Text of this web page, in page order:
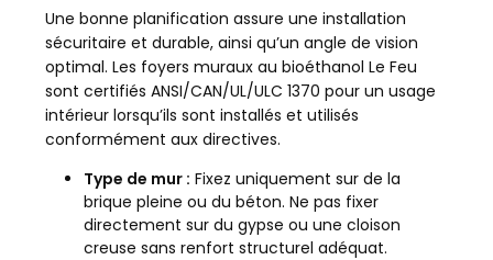
Une bonne planification assure une installation
sécuritaire et durable, ainsi qu’un angle de vision
optimal. Les foyers muraux au bioéthanol Le Feu
sont certifiés ANSI/CAN/UL/ULC 1370 pour un usage
intérieur lorsqu’ils sont installés et utilisés
conformément aux directives.
Type de mur : Fixez uniquement sur de la
brique pleine ou du béton. Ne pas fixer
directement sur du gypse ou une cloison
creuse sans renfort structurel adéquat.